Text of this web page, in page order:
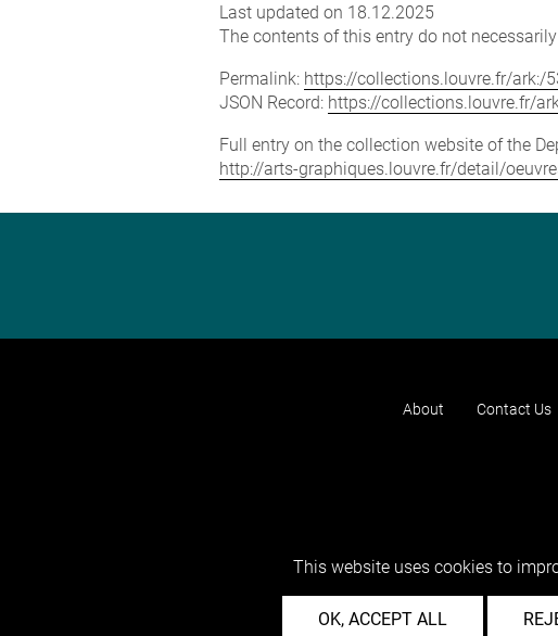
Last updated on 18.12.2025
The contents of this entry do not
Permalink: https://collections.louvre.fr/ark:/
JSON Record: https://collections.louvre.fr/
Full entry on the collection website of the
http://arts-graphiques.louvre.fr/detail/
About Contact Us
This website uses cookies to
OK, ACCEPT ALL